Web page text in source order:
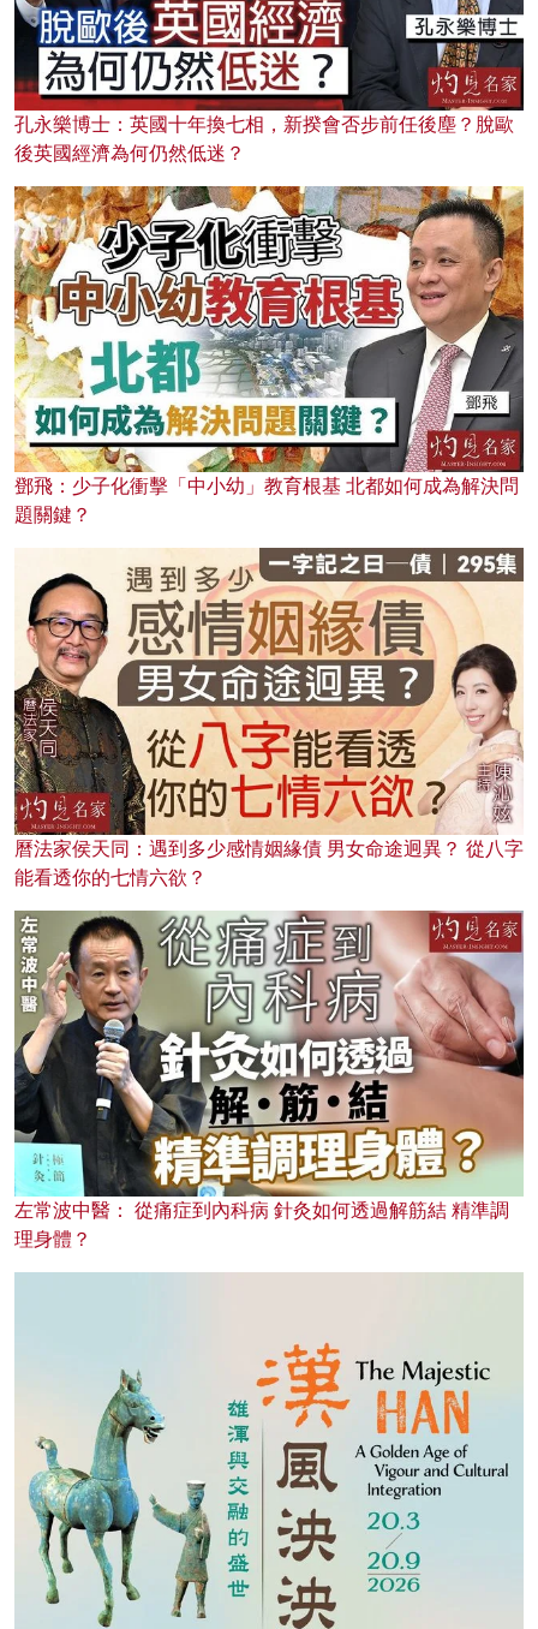
孔永樂博士：英國十年換七相，新揆會否步前任後塵？脫歐
後英國經濟為何仍然低迷？
鄧飛：少子化衝擊「中小幼」教育根基 北都如何成為解決問
題關鍵？
曆法家侯天同：遇到多少感情姻緣債 男女命途迥異？ 從八字
能看透你的七情六欲？
左常波中醫： 從痛症到內科病 針灸如何透過解筋結 精準調
理身體？